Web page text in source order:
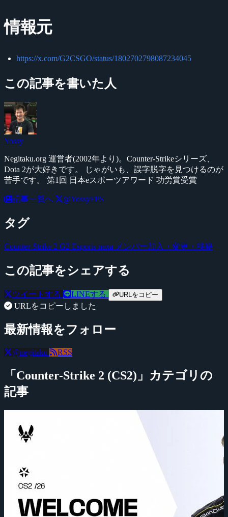
情報元
https://x.com/G2CSGO/status/1802702798087234045
この記事を書いた人
Yossy
Negitaku.org 運営者(2002年より)。Counter-Strikeシリーズ、
Dota 2が大好きです。 じゃがいも、誤字脱字を見つけるのが
苦手です。 第1回 日本eスポーツアワード 功労賞受賞
記事一覧へ @YossyFPS
タグ
Counter-Strike 2 G2 Esports nexa メンバー加入・変更・移籍
この記事をシェアする
ツイートする LINEする URLをコピー
URLをコピーしました
最新情報をフォロー
@negitaku RSS
「Counter-Strike 2 (CS2)」カテゴリの
記事